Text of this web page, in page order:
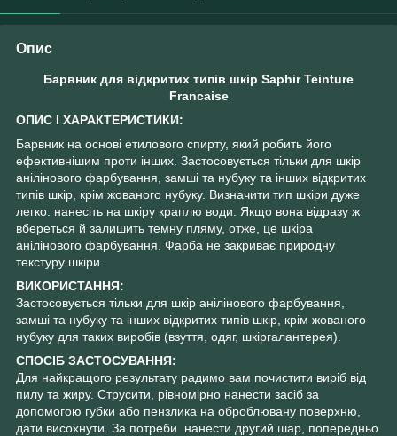
Опис
Барвник для відкритих типів шкір Saphir Teinture
Francaise
ОПИС І ХАРАКТЕРИСТИКИ:
Барвник на основі етилового спирту, який робить його
ефективнішим проти інших. Застосовується тільки для шкір
анілінового фарбування, замші та нубуку та інших відкритих
типів шкір, крім жованого нубуку. Визначити тип шкіри дуже
легко: нанесіть на шкіру краплю води. Якщо вона відразу ж
вбереться й залишить темну пляму, отже, це шкіра
анілінового фарбування. Фарба не закриває природну
текстуру шкіри.
ВИКОРИСТАННЯ:
Застосовується тільки для шкір анілінового фарбування,
замші та нубуку та інших відкритих типів шкір, крім жованого
нубуку для таких виробів (взуття, одяг, шкіргалантерея).
СПОСІБ ЗАСТОСУВАННЯ:
Для найкращого результату радимо вам почистити виріб від
пилу та жиру. Струсити, рівномірно нанести засіб за
допомогою губки або пензлика на оброблювану поверхню,
дати висохнути. За потреби нанести другий шар, попередньо